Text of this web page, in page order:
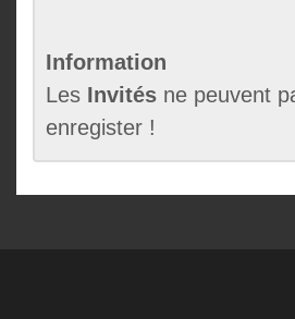
Information
Les Invités ne peuvent
enregister !